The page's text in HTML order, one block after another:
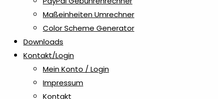
Maßeinheiten Umrechner
Color Scheme Generator
Downloads
Kontakt/Login
Mein Konto / Login
Impressum
Kontakt